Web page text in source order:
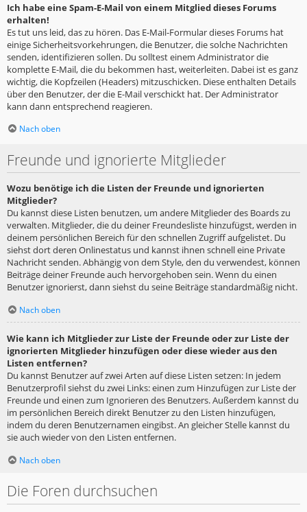
Ich habe eine Spam-E-Mail von einem Mitglied dieses Forums
erhalten!
Es tut uns leid, das zu hören. Das E-Mail-Formular dieses Forums hat
einige Sicherheitsvorkehrungen, die Benutzer, die solche Nachrichten
senden, identifizieren sollen. Du solltest einem Administrator die
komplette E-Mail, die du bekommen hast, weiterleiten. Dabei ist es ganz
wichtig, die Kopfzeilen (Headers) mitzuschicken. Diese enthalten Details
über den Benutzer, der die E-Mail verschickt hat. Der Administrator
kann dann entsprechend reagieren.
Nach oben
Freunde und ignorierte Mitglieder
Wozu benötige ich die Listen der Freunde und ignorierten
Mitglieder?
Du kannst diese Listen benutzen, um andere Mitglieder des Boards zu
verwalten. Mitglieder, die du deiner Freundesliste hinzufügst, werden in
deinem persönlichen Bereich für den schnellen Zugriff aufgelistet. Du
siehst dort deren Onlinestatus und kannst ihnen schnell eine Private
Nachricht senden. Abhängig von dem Style, den du verwendest, können
Beiträge deiner Freunde auch hervorgehoben sein. Wenn du einen
Benutzer ignorierst, dann siehst du seine Beiträge standardmäßig nicht.
Nach oben
Wie kann ich Mitglieder zur Liste der Freunde oder zur Liste der
ignorierten Mitglieder hinzufügen oder diese wieder aus den
Listen entfernen?
Du kannst Benutzer auf zwei Arten auf diese Listen setzen: In jedem
Benutzerprofil siehst du zwei Links: einen zum Hinzufügen zur Liste der
Freunde und einen zum Ignorieren des Benutzers. Außerdem kannst du
im persönlichen Bereich direkt Benutzer zu den Listen hinzufügen,
indem du deren Benutzernamen eingibst. An gleicher Stelle kannst du
sie auch wieder von den Listen entfernen.
Nach oben
Die Foren durchsuchen